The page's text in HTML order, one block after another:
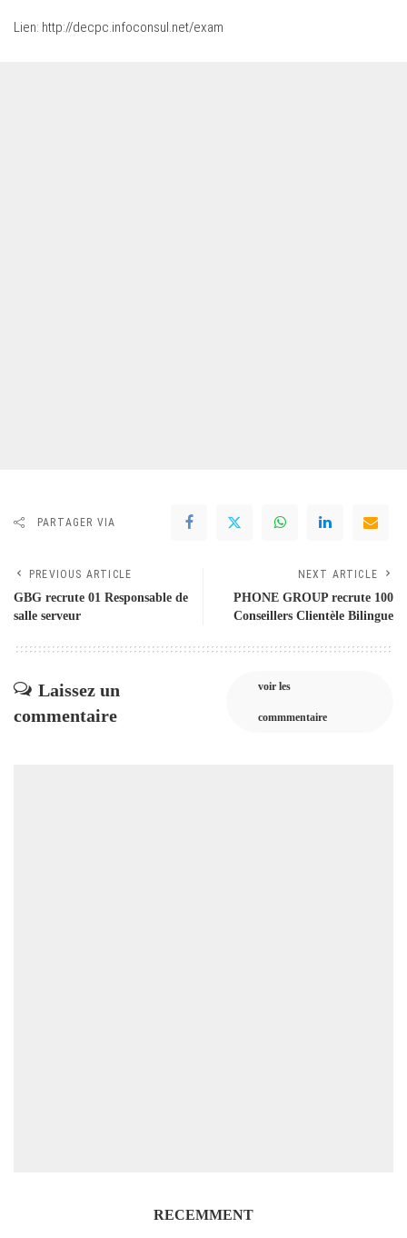
Lien: http://decpc.infoconsul.net/exam
PARTAGER VIA
PREVIOUS ARTICLE
GBG recrute 01 Responsable de
salle serveur
NEXT ARTICLE
PHONE GROUP recrute 100
Conseillers Clientèle Bilingue
Laissez un
commentaire
voir les
commmentaire
RECEMMENT